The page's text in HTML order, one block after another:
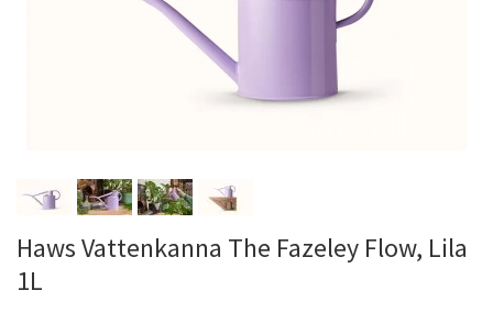
Haws Vattenkanna The Fazeley Flow, Lila
1L